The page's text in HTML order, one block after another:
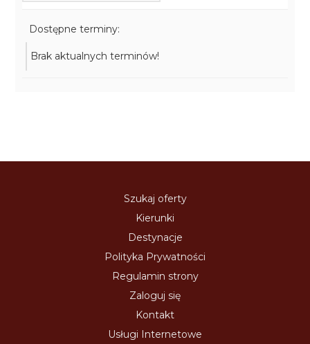
Dostępne terminy:
Brak aktualnych terminów!
Szukaj oferty
Kierunki
Destynacje
Polityka Prywatności
Regulamin strony
Zaloguj się
Kontakt
Usługi Internetowe